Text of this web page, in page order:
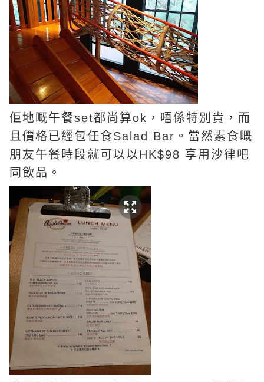
佢地嘅午餐set都尚算ok，唔係特別貴，而
且價格已經包任食Salad Bar。當然素食嘅
朋友午餐時段就可以以HK$98 享用沙律吧
同飲品。